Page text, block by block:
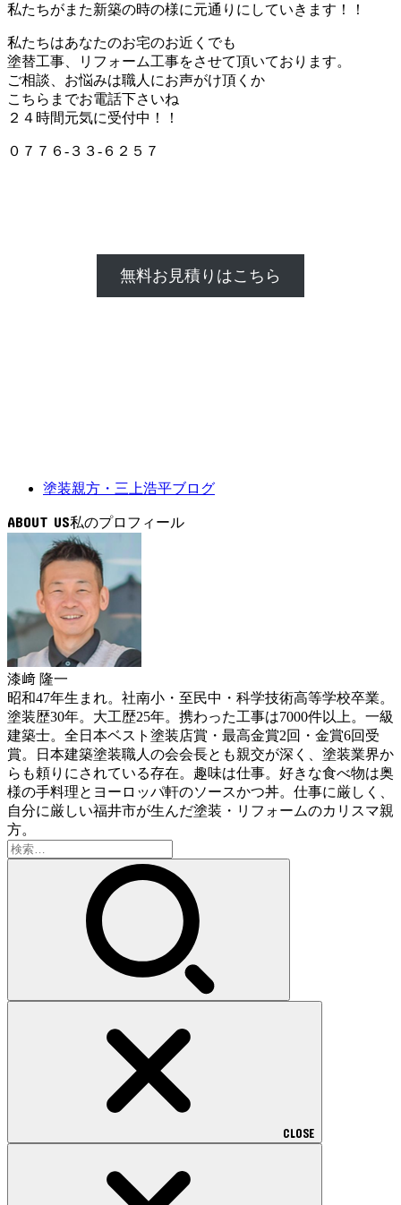
私たちがまた新築の時の様に元通りにしていきます！！
私たちはあなたのお宅のお近くでも
塗替工事、リフォーム工事をさせて頂いております。
ご相談、お悩みは職人にお声がけ頂くか
こちらまでお電話下さいね
２４時間元気に受付中！！
０７７６-３３-６２５７
無料お見積りはこちら
塗装親方・三上浩平ブログ
ABOUT US
漆﨑 隆一
昭和47年生まれ。社南小・至民中・科学技術高等学校卒業。
塗装歴30年。大工歴25年。携わった工事は7000件以上。一級
建築士。全日本ベスト塗装店賞・最高金賞2回・金賞6回受
賞。日本建築塗装職人の会会長とも親交が深く、塗装業界か
らも頼りにされている存在。趣味は仕事。好きな食べ物は奥
様の手料理とヨーロッパ軒のソースかつ丼。仕事に厳しく、
自分に厳しい福井市が生んだ塗装・リフォームのカリスマ親
方。
検
索:
CLOSE